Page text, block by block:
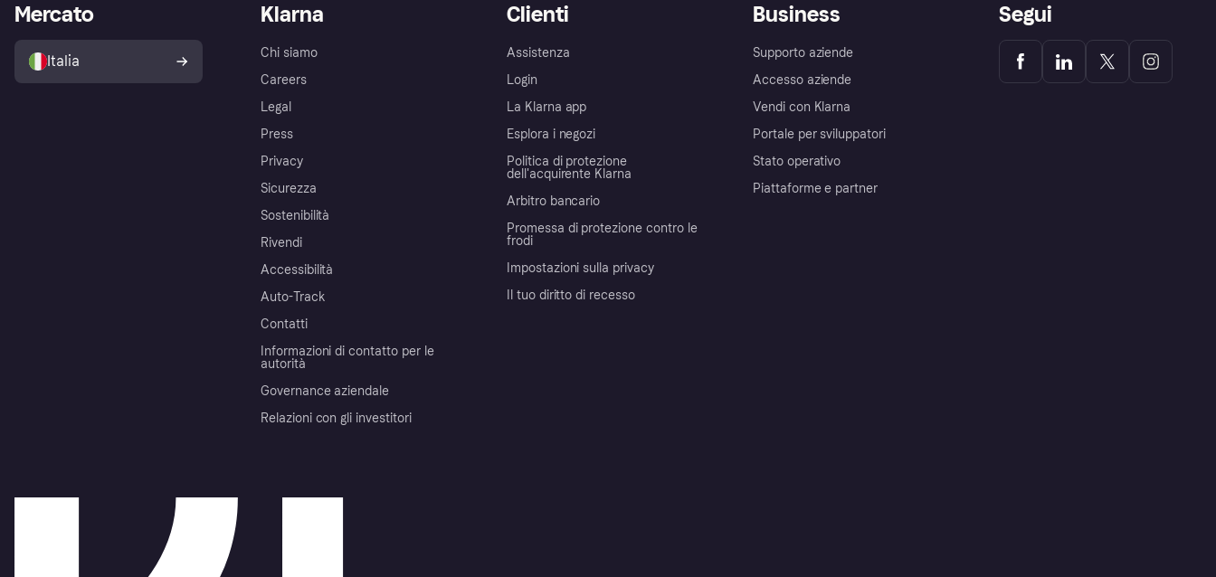
Klarna
Chi siamo
Careers
Legal
Press
Privacy
Sicurezza
Sostenibilità
Rivendi
Accessibilità
Auto-Track
Contatti
Informazioni di contatto per le
autorità
Governance aziendale
Relazioni con gli investitori
Clienti
Assistenza
Login
La Klarna app
Esplora i negozi
Politica di protezione
dell'acquirente Klarna
Arbitro bancario
Promessa di protezione contro le
frodi
Impostazioni sulla privacy
Il tuo diritto di recesso
Business
Supporto aziende
Accesso aziende
Vendi con Klarna
Portale per sviluppatori
Stato operativo
Piattaforme e partner
Mercato
Italia
Segui